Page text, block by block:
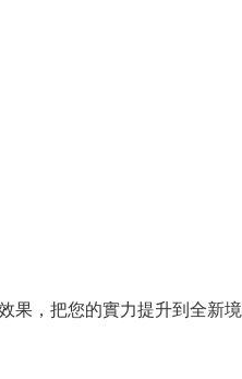
果，把您的實力提升到全新境